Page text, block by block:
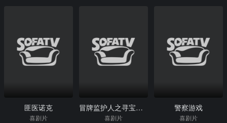
匪医诺克
喜剧片
冒牌监护人之寻宝闹翻天
喜剧片
警察游戏
喜剧片